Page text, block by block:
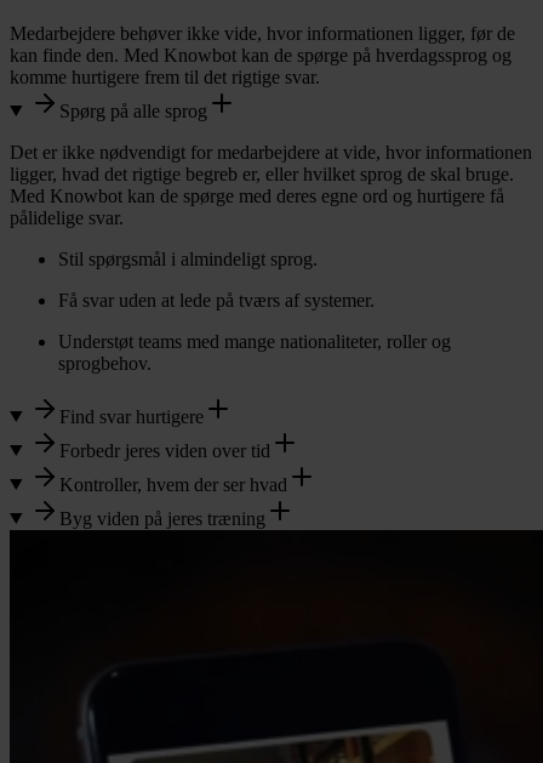
Medarbejdere behøver ikke vide, hvor informationen ligger, før de
kan finde den. Med Knowbot kan de spørge på hverdagssprog og
komme hurtigere frem til det rigtige svar.
Spørg på alle sprog
Det er ikke nødvendigt for medarbejdere at vide, hvor informationen
ligger, hvad det rigtige begreb er, eller hvilket sprog de skal bruge.
Med Knowbot kan de spørge med deres egne ord og hurtigere få
pålidelige svar.
Stil spørgsmål i almindeligt sprog.
Få svar uden at lede på tværs af systemer.
Understøt teams med mange nationaliteter, roller og
sprogbehov.
Find svar hurtigere
Forbedr jeres viden over tid
Kontroller, hvem der ser hvad
Byg viden på jeres træning